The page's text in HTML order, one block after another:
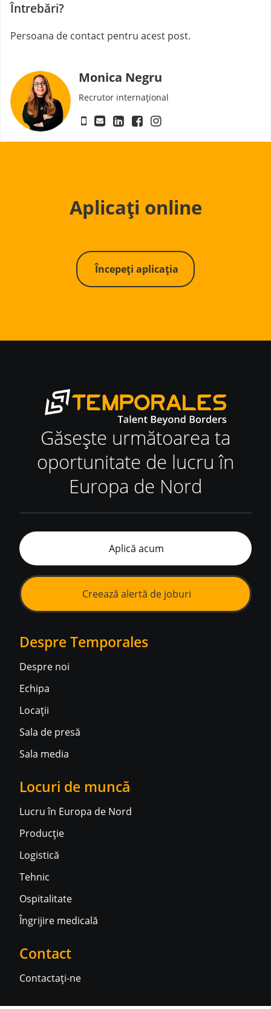
Întrebări?
Persoana de contact pentru acest post.
Monica Negru
Recrutor internațional
Aplicați online
Începeți aplicația
Găsește următoarea ta
oportunitate de lucru în
Europa de Nord
Aplică acum
Creează alertă de joburi
Despre Temporales
Despre noi
Echipa
Locații
Sala de presă
Sala media
Locuri de muncă
Lucru în Europa de Nord
Producție
Logistică
Tehnic
Ospitalitate
Îngrijire medicală
Contact
Contactați-ne